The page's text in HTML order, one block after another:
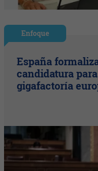
Enfoque
España
candidatura
gigafactoría